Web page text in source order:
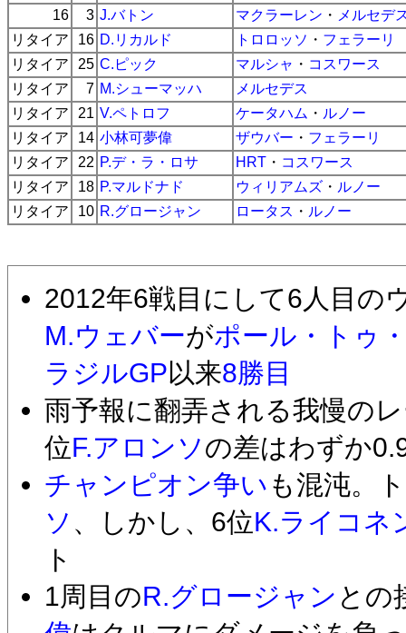
16
3 J.バトン マクラーレン ・ メルセデ
リタイア
16 D.リカルド トロロッソ ・ フェラーリ
リタイア
25 C.ピック マルシャ ・ コスワース
リタイア
7 M.シューマッハ
メルセデス
リタイア
21 V.ペトロフ ケータハム ・ ルノー
リタイア
14 小林可夢偉 ザウバー ・ フェラーリ
リタイア
22 P.デ・ラ・ロサ HRT ・ コスワース
リタイア
18 P.マルドナド ウィリアムズ ・ ルノー
リタイア
10 R.グロージャン ロータス ・ ルノー
2012年6戦目にして6人目の
M.ウェバーがポール・トゥ
ラジルGP以来8勝目
雨予報に翻弄される我慢の
位F.アロンソの差はわずか
チャンピオン争い も混沌。
ソ 、しかし、6位K.ライコネ
ト
1周目のR.グロージャン との